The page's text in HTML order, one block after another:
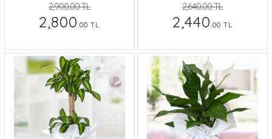
2,900.00 TL
2,800.00 TL
2,640.00 TL
2,440.00 TL